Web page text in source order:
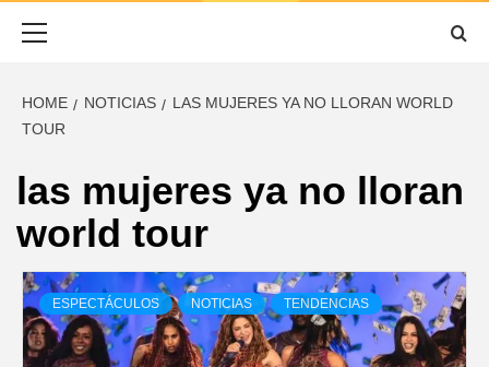
ESCUCHADO
HOME NOTICIAS
LAS MUJERES YA NO LLORAN WORLD
TOUR
las mujeres ya no lloran
world tour
ESPECTÁCULOS NOTICIAS TENDENCIAS